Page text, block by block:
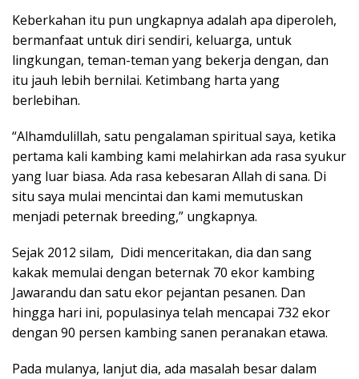
Keberkahan itu pun ungkapnya adalah apa diperoleh,
bermanfaat untuk diri sendiri, keluarga, untuk
lingkungan, teman-teman yang bekerja dengan, dan
itu jauh lebih bernilai. Ketimbang harta yang
berlebihan.
“Alhamdulillah, satu pengalaman spiritual saya, ketika
pertama kali kambing kami melahirkan ada rasa syukur
yang luar biasa. Ada rasa kebesaran Allah di sana. Di
situ saya mulai mencintai dan kami memutuskan
menjadi peternak breeding,” ungkapnya.
Sejak 2012 silam, Didi menceritakan, dia dan sang
kakak memulai dengan beternak 70 ekor kambing
Jawarandu dan satu ekor pejantan pesanen. Dan
hingga hari ini, populasinya telah mencapai 732 ekor
dengan 90 persen kambing sanen peranakan etawa.
Pada mulanya, lanjut dia, ada masalah besar dalam